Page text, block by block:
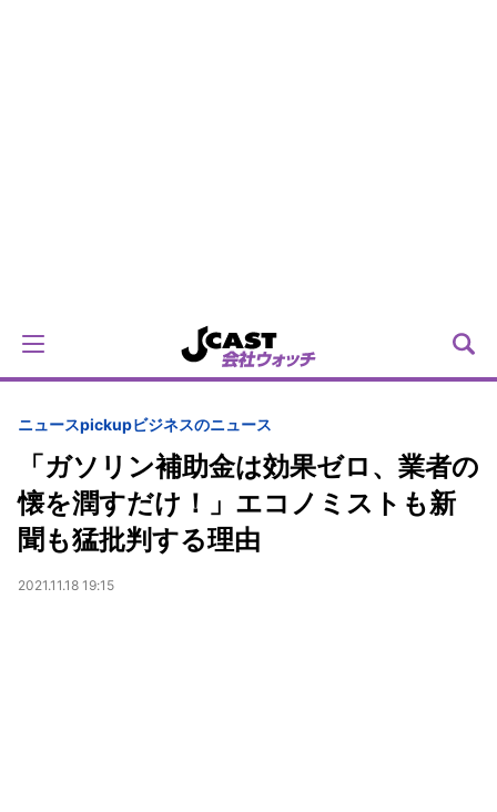
ニュースpickupビジネスのニュース
「ガソリン補助金は効果ゼロ、業者の
懐を潤すだけ！」エコノミストも新
聞も猛批判する理由
2021.11.18 19:15